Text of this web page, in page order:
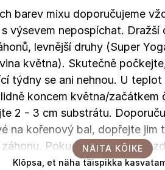
barev mixu doporučujeme
nepospíchat. Dražší
levnější druhy (Super
května). Skutečně
týdny se ani nehnou. U
koncem května/
2 - 3 cm substrátu.
na kořenový bal, dopřejte
Pokud přesazení
rostliny se stane zpět
NÄITA KÕIKE
Klõpsa, et näha täispikka